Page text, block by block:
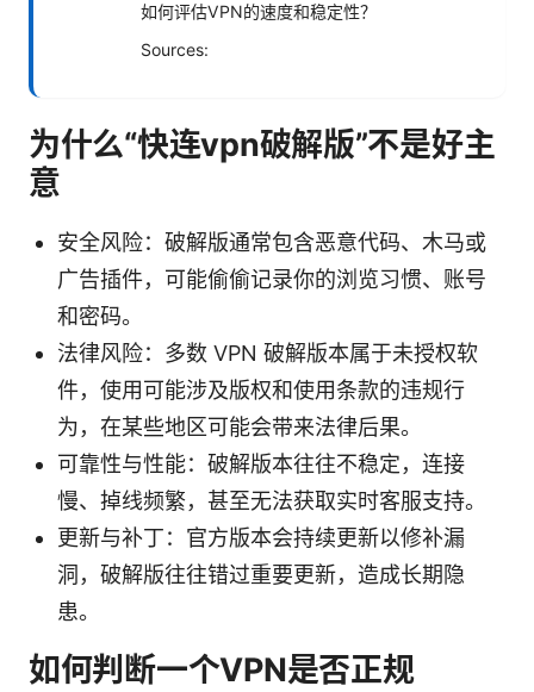
如何评估VPN的速度和稳定性？
Sources:
为什么“快连vpn破解版”不是好主
意
安全风险：破解版通常包含恶意代码、木马或
广告插件，可能偷偷记录你的浏览习惯、账号
和密码。
法律风险：多数 VPN 破解版本属于未授权软
件，使用可能涉及版权和使用条款的违规行
为，在某些地区可能会带来法律后果。
可靠性与性能：破解版本往往不稳定，连接
慢、掉线频繁，甚至无法获取实时客服支持。
更新与补丁：官方版本会持续更新以修补漏
洞，破解版往往错过重要更新，造成长期隐
患。
如何判断一个VPN是否正规